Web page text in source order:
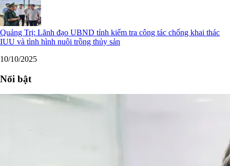
Quảng Trị: Lãnh đạo UBND tỉnh kiểm tra công tác chống khai thác
IUU và tình hình nuôi trồng thủy sản
10/10/2025
Nổi bật